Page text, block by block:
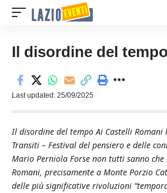
Il disordine del tempo
Last updated: 25/09/2025
Il disordine del tempo Ai Castelli Romani
Transiti – Festival del pensiero e delle
Mario Perniola Forse non tutti sanno che
Romani, precisamente a Monte Porzio
delle più significative rivoluzioni